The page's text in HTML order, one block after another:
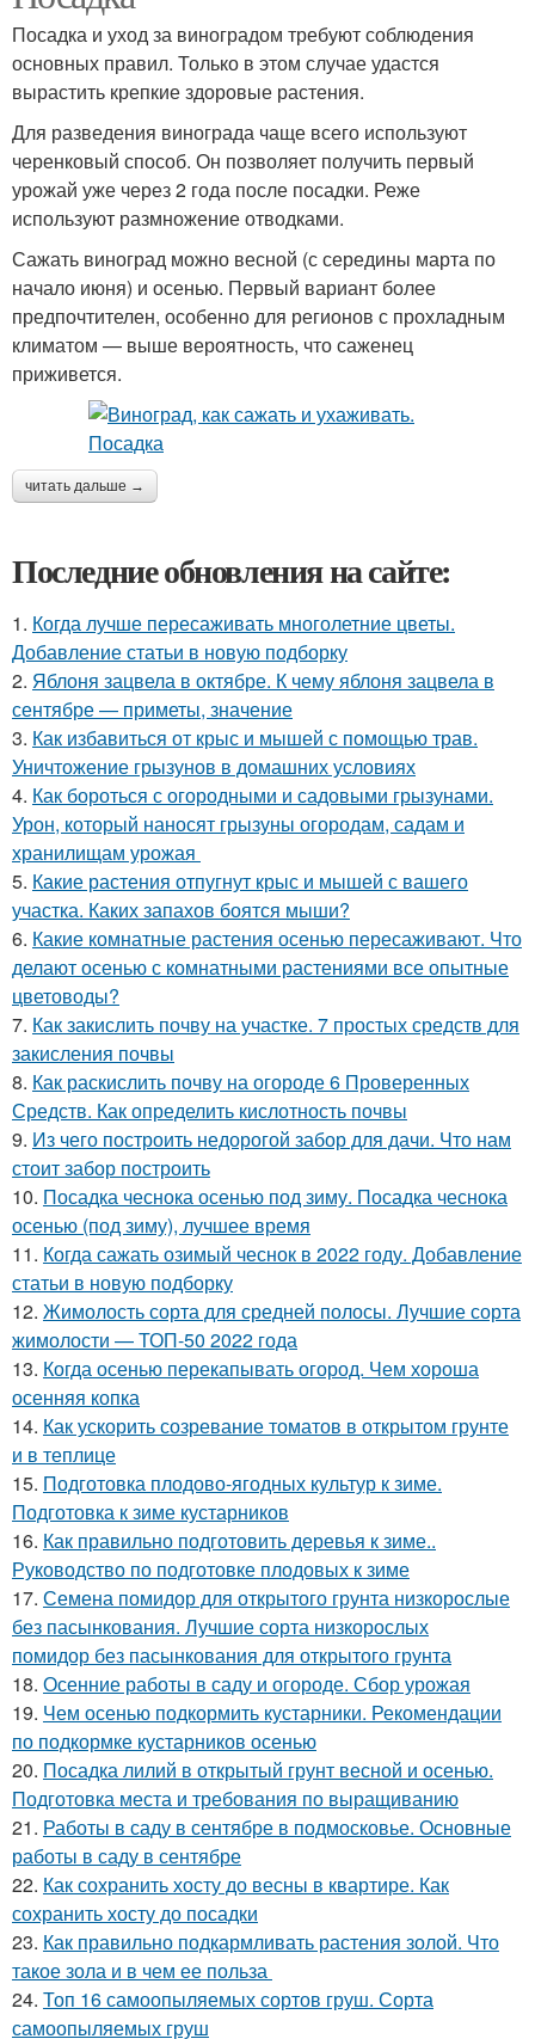
Посадка и уход за виноградом требуют соблюдения
основных правил. Только в этом случае удастся
вырастить крепкие здоровые растения.
Для разведения винограда чаще всего используют
черенковый способ. Он позволяет получить первый
урожай уже через 2 года после посадки. Реже
используют размножение отводками.
Сажать виноград можно весной (с середины марта по
начало июня) и осенью. Первый вариант более
предпочтителен, особенно для регионов с прохладным
климатом — выше вероятность, что саженец
приживется.
читать дальше →
Последние обновления на сайте:
1. Когда лучше пересаживать многолетние цветы.
Добавление статьи в новую подборку
2. Яблоня зацвела в октябре. К чему яблоня зацвела в
сентябре — приметы, значение
3. Как избавиться от крыс и мышей с помощью трав.
Уничтожение грызунов в домашних условиях
4. Как бороться с огородными и садовыми грызунами.
Урон, который наносят грызуны огородам, садам и
хранилищам урожая
5. Какие растения отпугнут крыс и мышей с вашего
участка. Каких запахов боятся мыши?
6. Какие комнатные растения осенью пересаживают. Что
делают осенью с комнатными растениями все опытные
цветоводы?
7. Как закислить почву на участке. 7 простых средств для
закисления почвы
8. Как раскислить почву на огороде 6 Проверенных
Средств. Как определить кислотность почвы
9. Из чего построить недорогой забор для дачи. Что нам
стоит забор построить
10. Посадка чеснока осенью под зиму. Посадка чеснока
осенью (под зиму), лучшее время
11. Когда сажать озимый чеснок в 2022 году. Добавление
статьи в новую подборку
12. Жимолость сорта для средней полосы. Лучшие сорта
жимолости — ТОП-50 2022 года
13. Когда осенью перекапывать огород. Чем хороша
осенняя копка
14. Как ускорить созревание томатов в открытом грунте
и в теплице
15. Подготовка плодово-ягодных культур к зиме.
Подготовка к зиме кустарников
16. Как правильно подготовить деревья к зиме..
Руководство по подготовке плодовых к зиме
17. Семена помидор для открытого грунта низкорослые
без пасынкования. Лучшие сорта низкорослых
помидор без пасынкования для открытого грунта
18. Осенние работы в саду и огороде. Сбор урожая
19. Чем осенью подкормить кустарники. Рекомендации
по подкормке кустарников осенью
20. Посадка лилий в открытый грунт весной и осенью.
Подготовка места и требования по выращиванию
21. Работы в саду в сентябре в подмосковье. Основные
работы в саду в сентябре
22. Как сохранить хосту до весны в квартире. Как
сохранить хосту до посадки
23. Как правильно подкармливать растения золой. Что
такое зола и в чем ее польза
24. Топ 16 самоопыляемых сортов груш. Сорта
самоопыляемых груш